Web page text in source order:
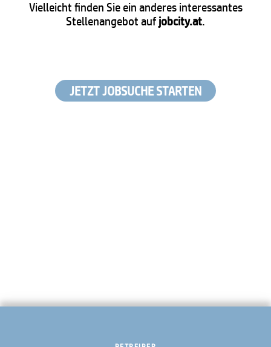
Vielleicht finden Sie ein anderes interessantes
Stellenangebot aufjobcity.at.
JETZT JOBSUCHE STARTEN